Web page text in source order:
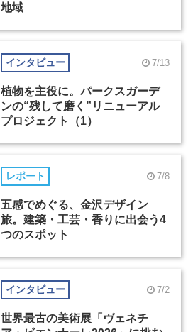
地域
インタビュー 7/13
植物を主役に。パークスガーデ
ンの“残して磨く”リニューアル
プロジェクト（1）
レポート 7/8
五感でめぐる、金沢デザイン
旅。建築・工芸・香りに出会う4
つのスポット
インタビュー 7/2
世界最古の美術展「ヴェネチ